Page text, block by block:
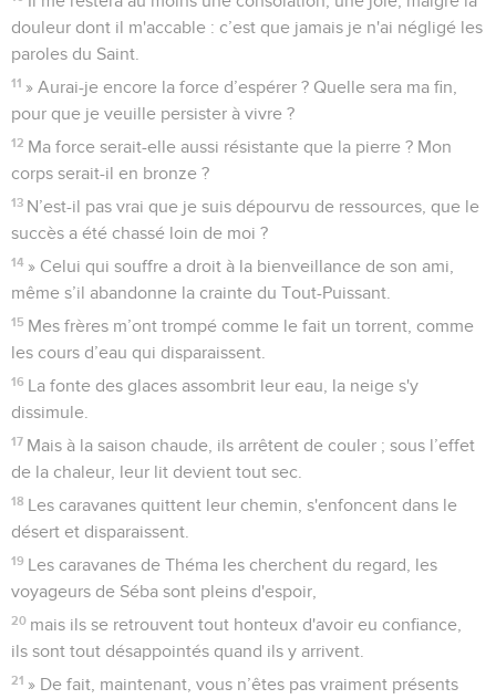
douleur dont il m'accable : c’est que jamais je n'ai négligé les
paroles du Saint.
11 » Aurai-je encore la force d’espérer ? Quelle sera ma fin,
pour que je veuille persister à vivre ?
12 Ma force serait-elle aussi résistante que la pierre ? Mon
corps serait-il en bronze ?
13 N’est-il pas vrai que je suis dépourvu de ressources, que le
succès a été chassé loin de moi ?
14 » Celui qui souffre a droit à la bienveillance de son ami,
même s’il abandonne la crainte du Tout-Puissant.
15 Mes frères m’ont trompé comme le fait un torrent, comme
les cours d’eau qui disparaissent.
16 La fonte des glaces assombrit leur eau, la neige s'y
dissimule.
17 Mais à la saison chaude, ils arrêtent de couler ; sous l’effet
de la chaleur, leur lit devient tout sec.
18 Les caravanes quittent leur chemin, s'enfoncent dans le
désert et disparaissent.
19 Les caravanes de Théma les cherchent du regard, les
voyageurs de Séba sont pleins d'espoir,
20 mais ils se retrouvent tout honteux d'avoir eu confiance,
ils sont tout désappointés quand ils y arrivent.
21 » De fait, maintenant, vous n’êtes pas vraiment présents